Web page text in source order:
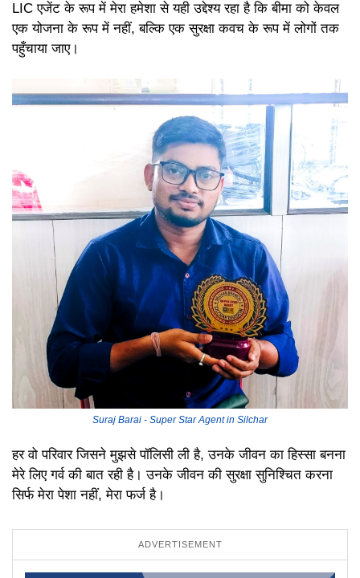
LIC एजेंट के रूप में मेरा हमेशा से यही उद्देश्य रहा है कि बीमा को केवल
एक योजना के रूप में नहीं, बल्कि एक सुरक्षा कवच के रूप में लोगों तक
पहुँचाया जाए।
Suraj Barai - Super Star Agent in Silchar
हर वो परिवार जिसने मुझसे पॉलिसी ली है, उनके जीवन का हिस्सा बनना
मेरे लिए गर्व की बात रही है। उनके जीवन की सुरक्षा सुनिश्चित करना
सिर्फ मेरा पेशा नहीं, मेरा फर्ज है।
ADVERTISEMENT